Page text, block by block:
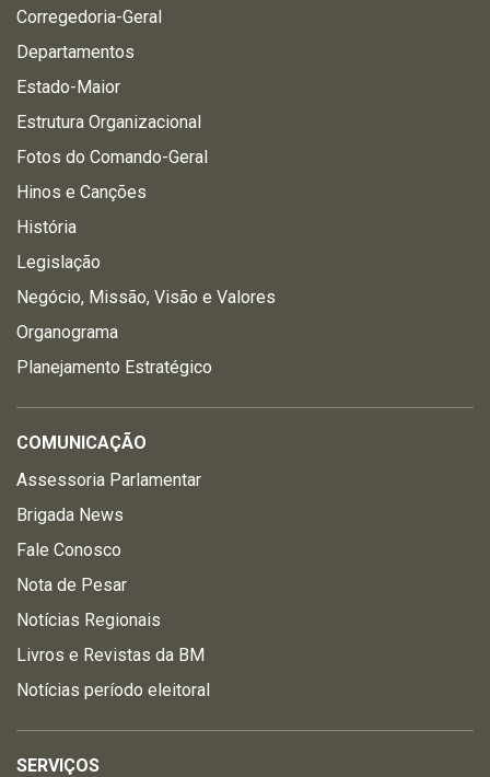
Corregedoria-Geral
Departamentos
Estado-Maior
Estrutura Organizacional
Fotos do Comando-Geral
Hinos e Canções
História
Legislação
Negócio, Missão, Visão e Valores
Organograma
Planejamento Estratégico
COMUNICAÇÃO
Assessoria Parlamentar
Brigada News
Fale Conosco
Nota de Pesar
Notícias Regionais
Livros e Revistas da BM
Notícias período eleitoral
SERVIÇOS